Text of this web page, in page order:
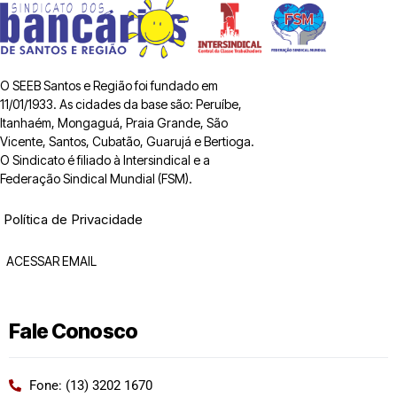
O SEEB Santos e Região foi fundado em
11/01/1933. As cidades da base são: Peruíbe,
Itanhaém, Mongaguá, Praia Grande, São
Vicente, Santos, Cubatão, Guarujá e Bertioga.
O Sindicato é filiado à Intersindical e a
Federação Sindical Mundial (FSM).
Política de Privacidade
ACESSAR EMAIL
Fale Conosco
Fone: (13) 3202 1670